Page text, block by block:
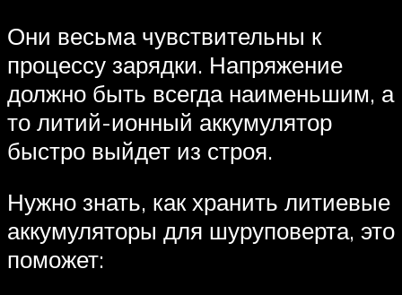
Они весьма чувствительны к
процессу зарядки. Напряжение
должно быть всегда наименьшим, а
то литий-ионный аккумулятор
быстро выйдет из строя.
Нужно знать, как хранить литиевые
аккумуляторы для шуруповерта, это
поможет: